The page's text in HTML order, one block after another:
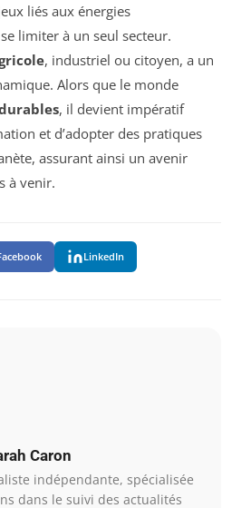
liés aux énergies
limiter à un seul secteur.
, industriel ou citoyen, a un
Alors que le monde
, il devient impératif
et d’adopter des pratiques
assurant ainsi un avenir
à venir.
LinkedIn
Caron
indépendante, spécialisée
dans le suivi des actualités